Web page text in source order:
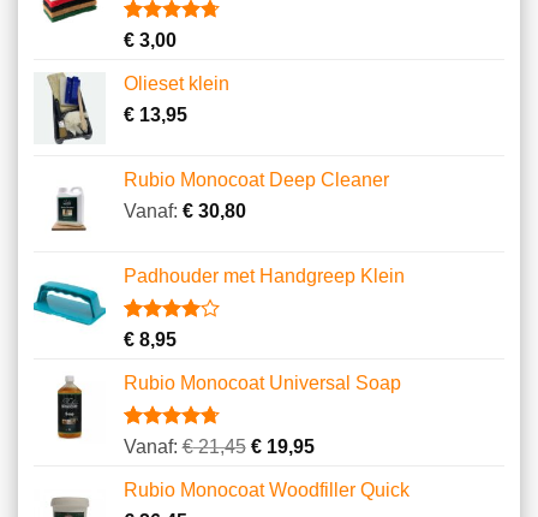
klantbeoordelingen
Gewaardeerd
gebaseerd
op
10
klantbeoordelingen
€3,00
Olieset klein
€13,95
Rubio Monocoat Deep Cleaner
Vanaf: €30,80
Padhouder met Handgreep Klein
Gewaardeerd
5
gebaseerd
op
1
€8,95
Rubio Monocoat Universal Soap
Gewaardeerd
gebaseerd
op
23
Vanaf:€21,45 € 19,95
Rubio Monocoat Woodfiller Quick